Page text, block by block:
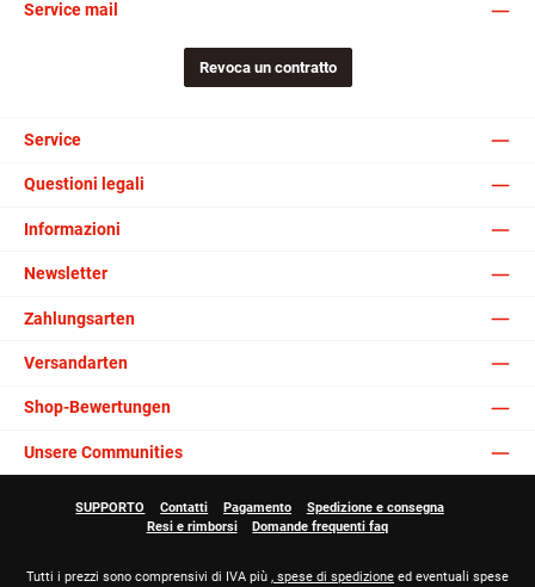
Service mail
Revoca un contratto
Service
Questioni legali
Informazioni
Newsletter
Zahlungsarten
Versandarten
Shop-Bewertungen
Unsere Communities
SUPPORTO Contatti Pagamento
Spedizione e consegna
Resi e rimborsi
Domande frequenti faq
Tutti i prezzi sono comprensivi di IVA più , spese di spedizione ed eventuali spese